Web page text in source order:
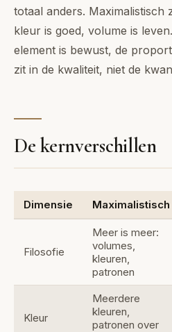
totaal anders. Maximalistisch
kleur is goed, volume is
element is bewust, de
zit in de kwaliteit, niet de
De kernverschillen
Dimensie Maximalistisch
Filosofie
Meer is meer:
volumes,
kleuren,
patronen
Kleur
Meerdere
kleuren,
patronen over